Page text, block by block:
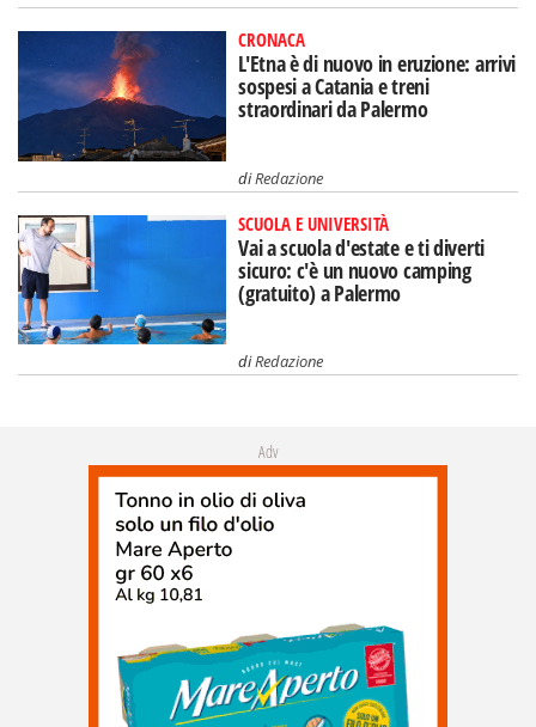
CRONACA
L'Etna è di nuovo in eruzione: arrivi
sospesi a Catania e treni
straordinari da Palermo
diRedazione
SCUOLA E UNIVERSITÀ
Vai a scuola d'estate e ti diverti
sicuro: c'è un nuovo camping
(gratuito) a Palermo
diRedazione
Adv